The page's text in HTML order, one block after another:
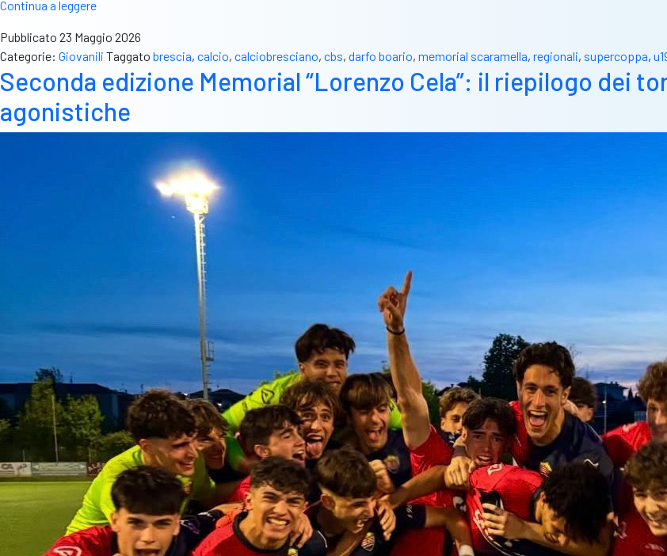
Continua a leggereSupercoppa
Brescia:
il
Darfo
Boario
si
aggiudica
Pubblicato 23 Maggio 2026
Categorie: Giovanili Taggato brescia, calcio, calciobresciano, cbs, darfo boario, memorial scaramella, regionali, supercoppa,
Seconda edizione Memorial “Lorenzo Cela”: il riepilogo dei
agonistiche